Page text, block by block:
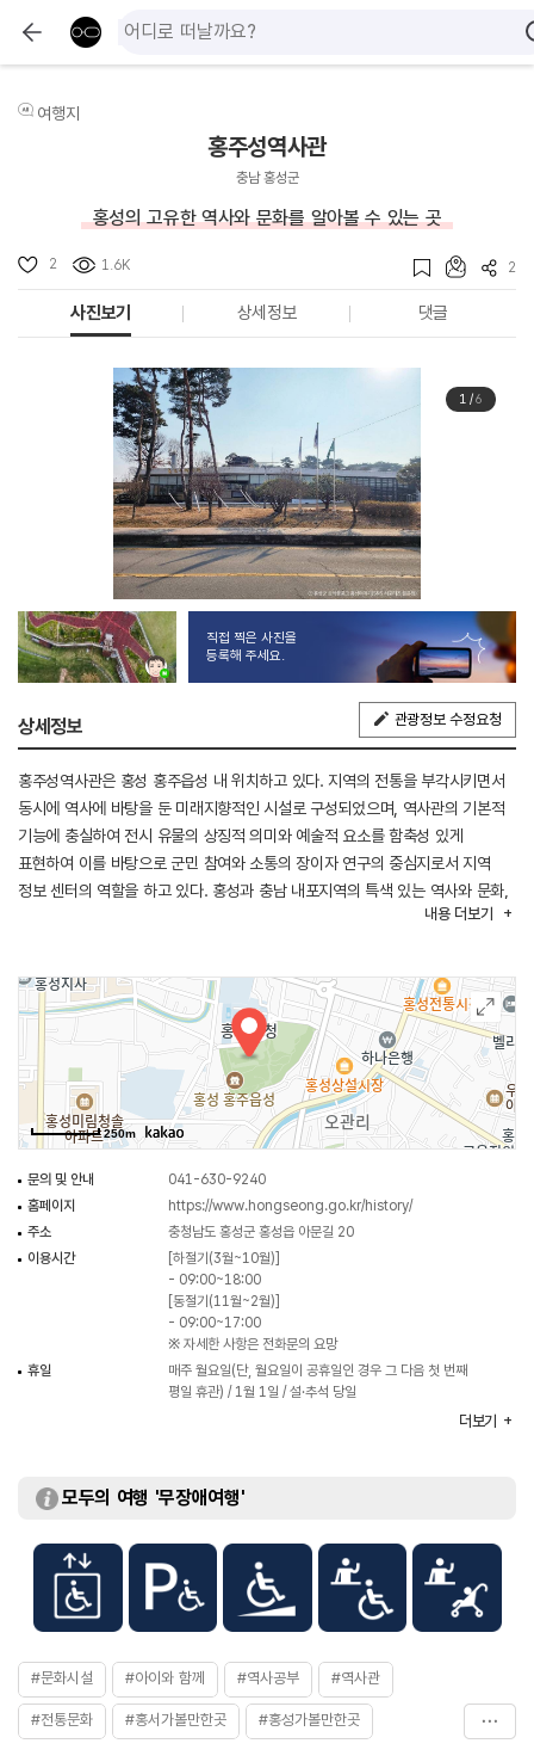
여행지
홍주성역사관
충남 홍성군
홍성의 고유한 역사와 문화를 알아볼 수 있는 곳
2 1.6K 2
사진보기 상세정보 댓글
1/6
직접 찍은 사진을
등록해 주세요.
상세정보 관광정보 수정요청
홍주성역사관은 홍성 홍주읍성 내 위치하고 있다. 지역의 전통을 부각시키면서
동시에 역사에 바탕을 둔 미래지향적인 시설로 구성되었으며, 역사관의 기본적
기능에 충실하여 전시 유물의 상징적 의미와 예술적 요소를 함축성 있게
표현하여 이를 바탕으로 군민 참여와 소통의 장이자 연구의 중심지로서 지역
정보 센터의 역할을 하고 있다. 홍성과 충남 내포지역의 특색 있는 역사와 문화,
관련 유적 및 유물을 소재로 전시를 하고 있다. 박물관 주변에 옛 홍주목 관련
내용 더보기
250m
문의 및 안내
041-630-9240
홈페이지
https://www.hongseong.go.kr/history/
주소
충청남도 홍성군 홍성읍 아문길 20
이용시간
[하절기(3월~10월)]
- 09:00~18:00
[동절기(11월~2월)]
- 09:00~17:00
※ 자세한 사항은 전화문의 요망
휴일
매주 월요일(단, 월요일이 공휴일인 경우 그 다음 첫 번째
평일 휴관) / 1월 1일 / 설·추석 당일
더보기
모두의 여행 '무장애여행'
#문화시설 #아이와 함께 #역사공부 #역사관
#전통문화 #홍서가볼만한곳 #홍성가볼만한곳